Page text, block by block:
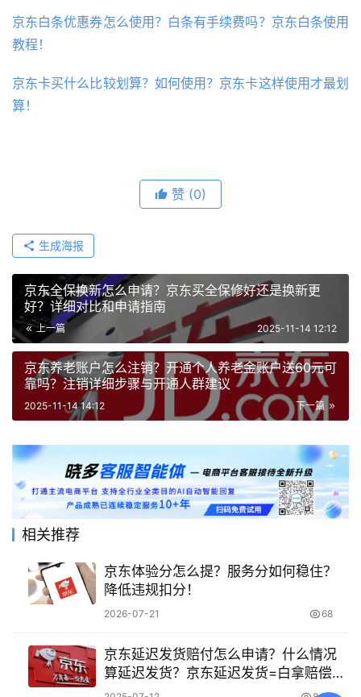
京东白条优惠券怎么使用？白条有手续费吗？京东白条使用
教程！
京东卡买什么比较划算？如何使用？京东卡这样使用才最划
算！
赞 (0)
生成海报
京东全保换新怎么申请？京东买全保修好还是换新更
好？详细对比和申请指南
上一篇 2025-11-14 12:12
京东养老账户怎么注销？开通个人养老金账户送60元可
靠吗？注销详细步骤与开通人群建议
下一篇
2025-11-14 14:12
相关推荐
京东体验分怎么提？服务分如何稳住？
降低违规扣分！
2026-07-21 68
京东延迟发货赔付怎么申请？什么情况
算延迟发货？京东延迟发货=白拿赔偿？
3步秒到账！2025最新赔付标准+避坑指